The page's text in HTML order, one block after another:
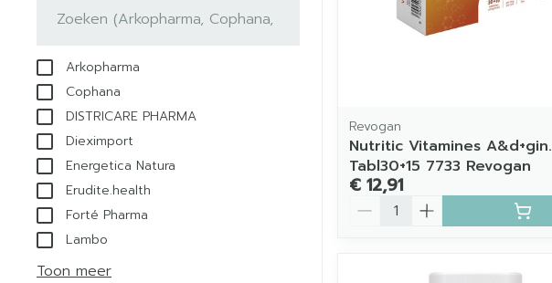
Arkopharma
Cophana
DISTRICARE PHARMA
Dieximport
Energetica Natura
Erudite.health
Forté Pharma
Lambo
Toon meer
Revogan
Nutritic Vitamines A&d+gin.
Tabl30+15 7733 Revogan
€ 12,91
Aantal